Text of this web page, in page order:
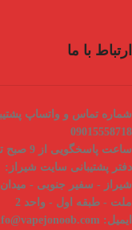
ارتباط با ما
شماره تماس و واتساپ
09015558718
ساعت پاسخگویی از 9 صبح تا 8 شب
دفتر پشتیبانی سایت شیراز:
شیراز - سفیر جنوبی - میدان
ملت - طبقه اول - واحد 2
ایمیل: